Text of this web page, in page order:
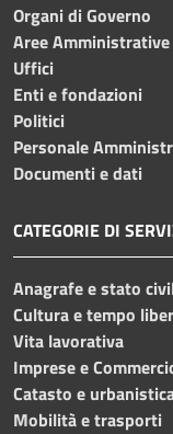
Organi di Governo
Aree Amministrative
Uffici
Enti e fondazioni
Politici
Personale
Documenti e dati
CATEGORIE DI
Anagrafe e stato
Cultura e tempo
Vita lavorativa
Imprese e
Catasto e
Mobilità e trasporti